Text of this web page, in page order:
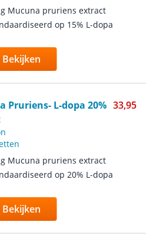
Mucuna pruriens extract
op 15% L-dopa
Bekijken
Pruriens- L-dopa 20% 33,95
Mucuna pruriens extract
op 20% L-dopa
Bekijken